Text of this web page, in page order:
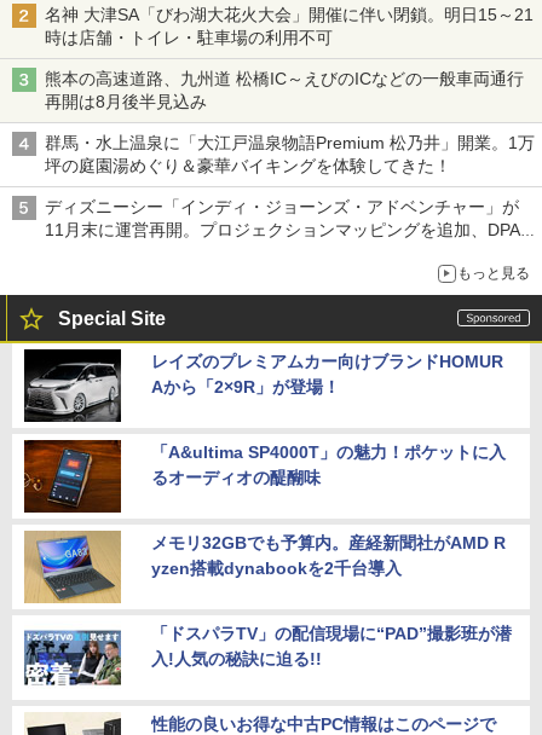
名神 大津SA「びわ湖大花火大会」開催に伴い閉鎖。明日15～21
時は店舗・トイレ・駐車場の利用不可
熊本の高速道路、九州道 松橋IC～えびのICなどの一般車両通行
再開は8月後半見込み
群馬・水上温泉に「大江戸温泉物語Premium 松乃井」開業。1万
坪の庭園湯めぐり＆豪華バイキングを体験してきた！
ディズニーシー「インディ・ジョーンズ・アドベンチャー」が
11月末に運営再開。プロジェクションマッピングを追加、DPA
もっと見る
Special Site
レイズのプレミアムカー向けブランドHOMUR
Aから「2×9R」が登場！
「A&ultima SP4000T」の魅力！ポケットに入
るオーディオの醍醐味
メモリ32GBでも予算内。産経新聞社がAMD R
yzen搭載dynabookを2千台導入
「ドスパラTV」の配信現場に“PAD”撮影班が潜
入!人気の秘訣に迫る!!
性能の良いお得な中古PC情報はこのページで